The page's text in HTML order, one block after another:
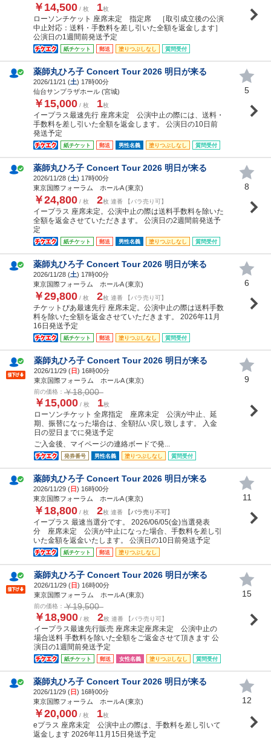
￥14,500 / 枚 1枚
ローソンチケット 座席未定 指定席 ［取引成立後の公演
中止対応：送料・手数料を差し引いた全額を返金します］
公演日の1週間前発送予定
紙チケット 郵送 塗りつぶしなし 質問受付
薬師丸ひろ子 Concert Tour 2026 明日が来る
2026/11/21 (土) 17時00分
仙台サンプラザホール (宮城)
￥15,000 / 枚 1枚
イープラス最速先行 座席未定 公演中止の際には、送料・
手数料を差し引いた全額を返金します。 公演日の10日前
発送予定
紙チケット 郵送 男性名義 塗りつぶしなし 質問受付
5
薬師丸ひろ子 Concert Tour 2026 明日が来る
2026/11/28 (土) 17時00分
東京国際フォーラム ホールA (東京)
￥24,800 / 枚 2枚 連番 【バラ売り可】
イープラス 座席未定。公演中止の際は送料手数料を除いた
全額を返金させていただきます。 公演日の2週間前発送予
定
紙チケット 郵送 男性名義 塗りつぶしなし 質問受付
8
薬師丸ひろ子 Concert Tour 2026 明日が来る
2026/11/28 (土) 17時00分
東京国際フォーラム ホールA (東京)
￥29,800 / 枚 2枚 連番 【バラ売り可】
チケットぴあ最速先行 座席未定。公演中止の際は送料手数
料を除いた全額を返金させていただきます。 2026年11月
16日発送予定
紙チケット 郵送 塗りつぶしなし 質問受付
6
薬師丸ひろ子 Concert Tour 2026 明日が来る
2026/11/29 (日) 16時00分
東京国際フォーラム ホールA (東京)
前の価格： ￥18,000
￥15,000 / 枚 1枚
ローソンチケット 全席指定 座席未定 公演が中止、延
期、振替になった場合は、全額払い戻し致します。 入金
日の翌日までに発送予定
ご入金後、マイページの連絡ボードで発...
発券番号 男性名義 塗りつぶしなし 質問受付
9
薬師丸ひろ子 Concert Tour 2026 明日が来る
2026/11/29 (日) 16時00分
東京国際フォーラム ホールA (東京)
￥18,800 / 枚 2枚 連番 【バラ売り不可】
イープラス 最速当選分です。 2026/06/05(金)当選発表
分 座席未定 公演が中止になった場合、手数料を差し引
いた金額を返金いたします。 公演日の10日前発送予定
紙チケット 郵送 塗りつぶしなし
11
薬師丸ひろ子 Concert Tour 2026 明日が来る
2026/11/29 (日) 16時00分
東京国際フォーラム ホールA (東京)
前の価格： ￥19,500
￥18,900 / 枚 2枚 連番 【バラ売り可】
イープラス最速先行販売 座席未定座席未定 公演中止の
場合送料 手数料を除いた全額をご返金させて頂きます 公
演日の1週間前発送予定
紙チケット 郵送 女性名義 塗りつぶしなし 質問受付
15
薬師丸ひろ子 Concert Tour 2026 明日が来る
2026/11/29 (日) 16時00分
東京国際フォーラム ホールA (東京)
￥20,000 / 枚 1枚
eプラス 座席未定 公演中止の際は、手数料を差し引いて
返金します 2026年11月15日発送予定
12